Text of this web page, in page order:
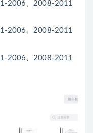
2006、2008-2011
2006、2008-2011
2006、2008-2011